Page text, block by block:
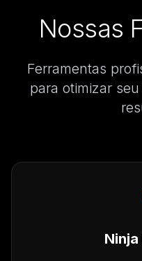
Nossas
Ferramentas
para otimizar
Ninja